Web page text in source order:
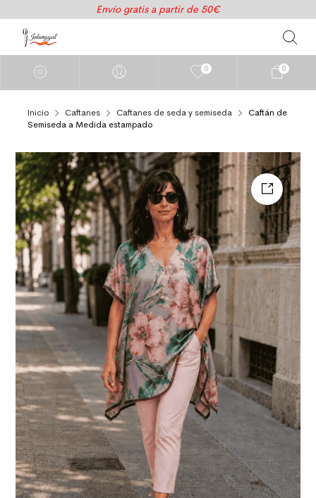
Envío gratis a partir de 50€
0 0
Inicio Caftanes Caftanes de seda y semiseda
Caftán de
Semiseda a Medida estampado